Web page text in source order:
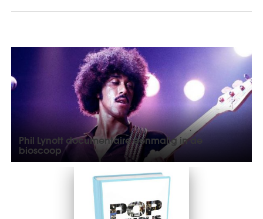
Phil Lynott documentaire eenmalig in de
bioscoop